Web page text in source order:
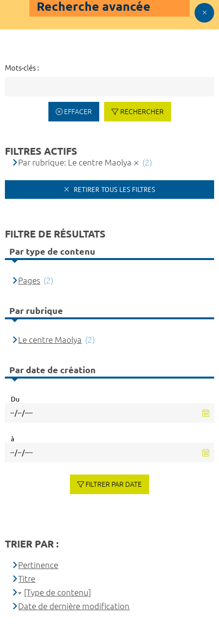
Recherche avancée
Mots-clés :
EFFACER RECHERCHER
FILTRES ACTIFS
Par rubrique: Le centre Maolya (2)
RETIRER TOUS LES FILTRES
FILTRE DE RÉSULTATS
Par type de contenu
Pages (2)
Par rubrique
Le centre Maolya (2)
Par date de création
Du
à
FILTRER PAR DATE
TRIER PAR :
Pertinence
Titre
[Type de contenu]
Date de dernière modification